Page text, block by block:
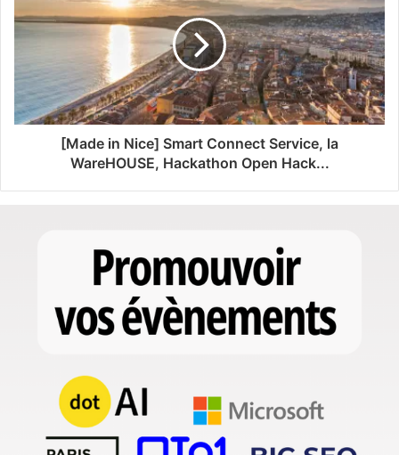
[Made in Nice] Smart Connect Service, la
WareHOUSE, Hackathon Open Hack...